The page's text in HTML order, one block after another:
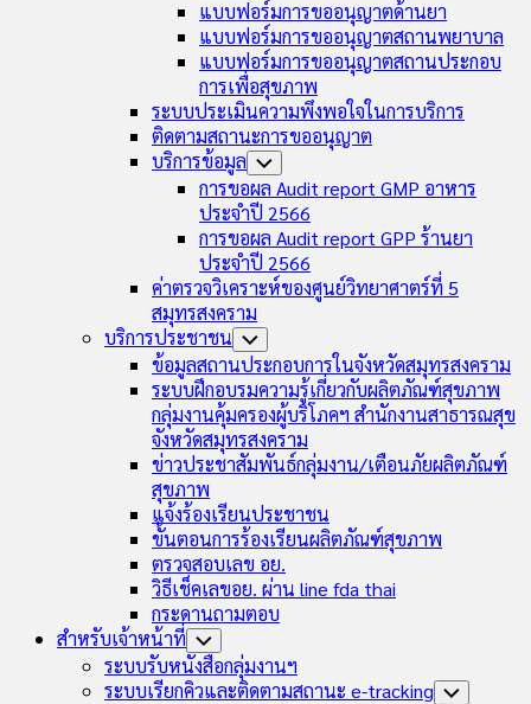
แบบฟอร์มการขออนุญาตด้านยา
แบบฟอร์มการขออนุญาตสถานพยาบาล
แบบฟอร์มการขออนุญาตสถานประกอบ
การเพื่อสุขภาพ
ระบบประเมินความพึงพอใจในการบริการ
ติดตามสถานะการขออนุญาต
บริการข้อมูล Toggle
Child
Menu
การขอผล Audit report GMP อาหาร
ประจำปี 2566
การขอผล Audit report GPP ร้านยา
ประจำปี 2566
ค่าตรวจวิเคราะห์ของศูนย์วิทยาศาตร์ที่ 5
สมุทรสงคราม
บริการประชาชน Toggle
Child
Menu
ข้อมูลสถานประกอบการในจังหวัดสมุทรสงคราม
ระบบฝึกอบรมความรู้เกี่ยวกับผลิตภัณฑ์สุขภาพ
กลุ่มงานคุ้มครองผู้บริโภคฯ สำนักงานสาธารณสุข
จังหวัดสมุทรสงคราม
ข่าวประชาสัมพันธ์กลุ่มงาน/เตือนภัยผลิตภัณฑ์
สุขภาพ
แจ้งร้องเรียนประชาชน
ขั้นตอนการร้องเรียนผลิตภัณฑ์สุขภาพ
ตรวจสอบเลข อย.
วิธีเช็คเลขอย. ผ่าน line fda thai
กระดานถามตอบ
สำหรับเจ้าหน้าที่ Toggle
Child
Menu
ระบบรับหนังสือกลุ่มงานฯ
ระบบเรียกคิวและติดตามสถานะ e-tracking Toggle